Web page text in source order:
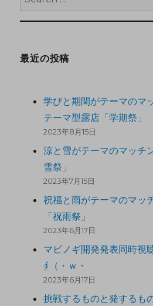
最近の投稿
学びと期間がテーマのマ
テーマ型露店「学期祭」
2023年8月15日
涼と雪がテーマのマッチ
雪祭」
2023年7月15日
祝福と雨がテーマのマッ
「祝雨祭」
2023年6月17日
マビノギ開発発表同時視
∮（・ｗ・
2023年6月17日
挑戦するものと発するも